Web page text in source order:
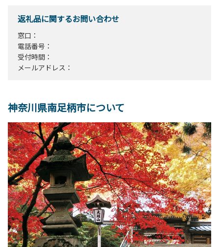
返礼品に関するお問い合わせ
窓口：
電話番号：
受付時間：
メールアドレス：
神奈川県南足柄市について